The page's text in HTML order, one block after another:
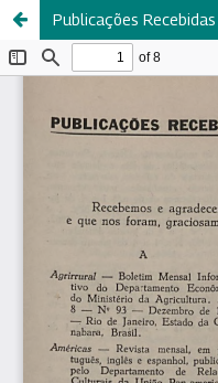
Publicações Recebidas